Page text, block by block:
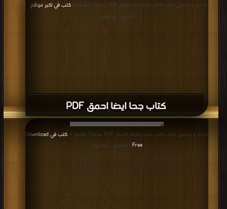
كتاب جحا ايضا احمق PDF
قراءة و تحميل كتاب كتاب جحا ايضا احمق PDF مجانا | مكتبة > كتب في اكبر موقع
التحميل : مرة/مرات
قراءة و تحميل كتاب كتاب جحا وفكة الدينار PDF مجانا | مكتبة >
كتب في Download
Free
| التحميل : مرة/مرات